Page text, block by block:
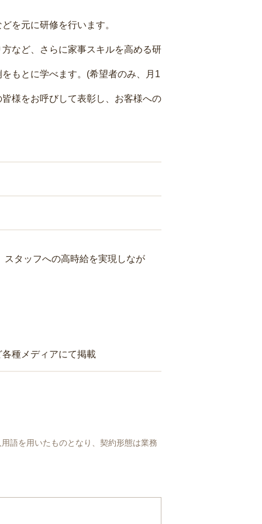
を元に研修を行います。
など、さらに家事スキルを高める研
もとに学べます。(希望者のみ、月1
様をお呼びして表彰し、お客様への
タッフへの高時給を実現しなが
種メディアにて掲載
語を用いたものとなり、契約形態は業務